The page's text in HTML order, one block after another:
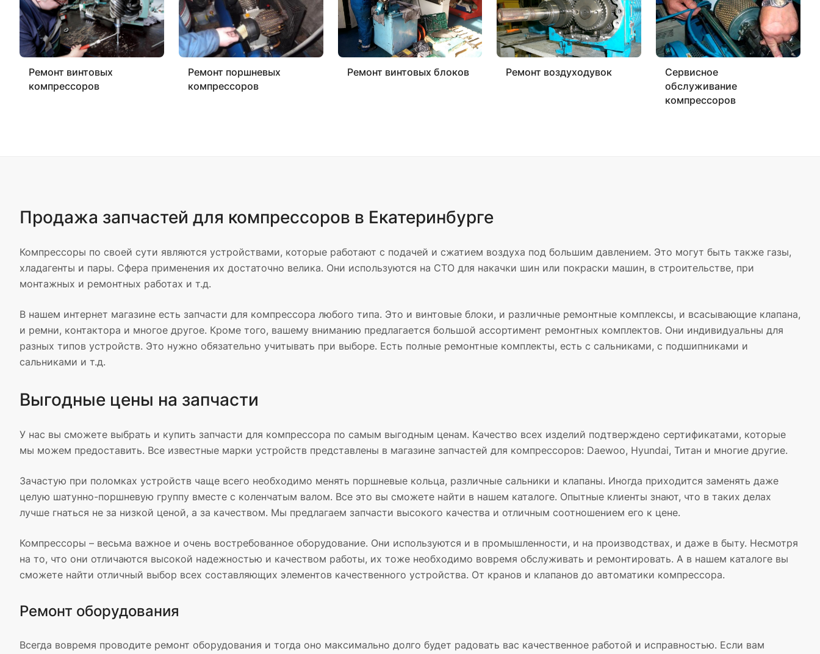
Ремонт винтовых
компрессоров
Ремонт поршневых
компрессоров
Ремонт винтовых блоков Ремонт воздуходувок
Сервисное
обслуживание
компрессоров
Продажа запчастей для компрессоров в Екатеринбурге
Компрессоры по своей сути являются устройствами, которые работают с подачей и сжатием воздуха под большим давлением. Это могут быть также газы,
хладагенты и пары. Сфера применения их достаточно велика. Они используются на СТО для накачки шин или покраски машин, в строительстве, при
монтажных и ремонтных работах и т.д.
В нашем интернет магазине есть запчасти для компрессора любого типа. Это и винтовые блоки, и различные ремонтные комплексы, и всасывающие клапана,
и ремни, контактора и многое другое. Кроме того, вашему вниманию предлагается большой ассортимент ремонтных комплектов. Они индивидуальны для
разных типов устройств. Это нужно обязательно учитывать при выборе. Есть полные ремонтные комплекты, есть с сальниками, с подшипниками и
сальниками и т.д.
Выгодные цены на запчасти
У нас вы сможете выбрать и купить запчасти для компрессора по самым выгодным ценам. Качество всех изделий подтверждено сертификатами, которые
мы можем предоставить. Все известные марки устройств представлены в магазине запчастей для компрессоров: Daewoo, Hyundai, Титан и многие другие.
Зачастую при поломках устройств чаще всего необходимо менять поршневые кольца, различные сальники и клапаны. Иногда приходится заменять даже
целую шатунно-поршневую группу вместе с коленчатым валом. Все это вы сможете найти в нашем каталоге. Опытные клиенты знают, что в таких делах
лучше гнаться не за низкой ценой, а за качеством. Мы предлагаем запчасти высокого качества и отличным соотношением его к цене.
Компрессоры – весьма важное и очень востребованное оборудование. Они используются и в промышленности, и на производствах, и даже в быту. Несмотря
на то, что они отличаются высокой надежностью и качеством работы, их тоже необходимо вовремя обслуживать и ремонтировать. А в нашем каталоге вы
сможете найти отличный выбор всех составляющих элементов качественного устройства. От кранов и клапанов до автоматики компрессора.
Ремонт оборудования
Всегда вовремя проводите ремонт оборудования и тогда оно максимально долго будет радовать вас качественное работой и исправностью. Если вам